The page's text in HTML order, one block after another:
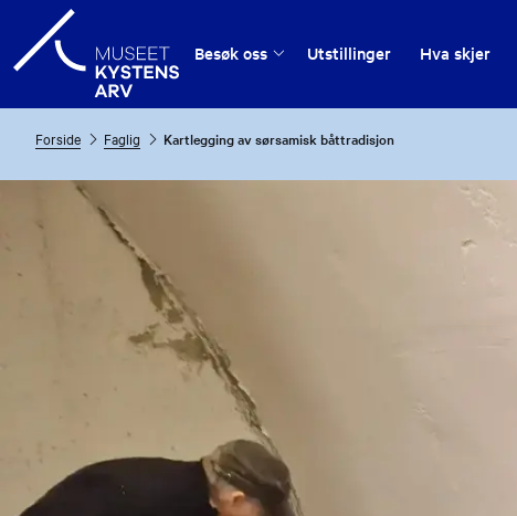
Besøk oss Utstillinger Hva skjer
Forside Faglig Kartlegging av sørsamisk båttradisjon